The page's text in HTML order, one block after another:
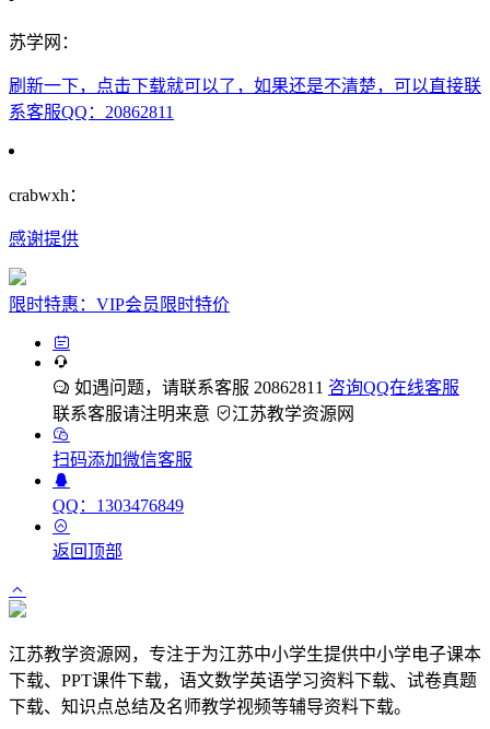
苏学网：
刷新一下，点击下载就可以了，如果还是不清楚，可以直接联
系客服QQ：20862811
crabwxh：
感谢提供
限时特惠：VIP会员限时特价
如遇问题，请联系客服 20862811 咨询QQ在线客服
联系客服请注明来意
江苏教学资源网
扫码添加微信客服
QQ：1303476849
返回顶部
江苏教学资源网，专注于为江苏中小学生提供中小学电子课本
下载、PPT课件下载，语文数学英语学习资料下载、试卷真题
下载、知识点总结及名师教学视频等辅导资料下载。